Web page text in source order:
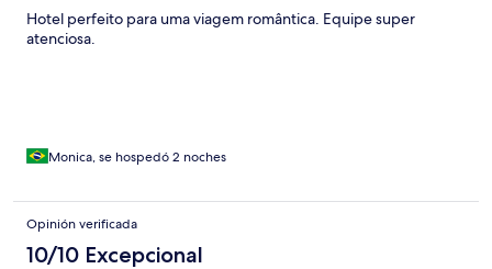
Hotel perfeito para uma viagem romântica. Equipe super
atenciosa.
Monica, se hospedó 2 noches
Opinión verificada
10/10 Excepcional